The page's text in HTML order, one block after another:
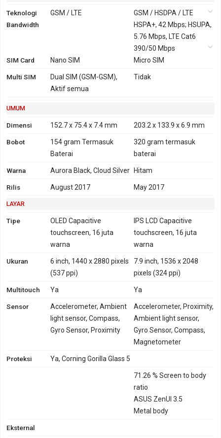
Teknologi GSM / LTE
GSM / HSDPA / LTE
2G
GSM 3G
HSDPA
850, 900,
4G
LTE band 2100, 1800, 850,
2600, 900, 800, 700, 2600,
1900, 2300, 2500
LTE 700. 800, 850, 1800,
Bandwidth
HSPA+, 42 Mbps; HSUPA,
5.76 Mbps, LTE Cat6
390/50 Mbps
SIM Card
Nano SIM Micro SIM
Multi SIM
Dual SIM (GSM-GSM),
Aktif semua
Tidak
UMUM
Dimensi 152.7 x 75.4 x 7.4 mm 203.2 x 133.9 x 6.9 mm
Bobot 154 gram Termasuk
Baterai
320 gram termasuk
baterai
Warna Aurora Black, Cloud Silver Hitam
Rilis August 2017 May 2017
LAYAR
Tipe
OLED Capacitive
touchscreen, 16 juta
warna
IPS LCD Capacitive
touchscreen, 16 juta
warna
Ukuran
6 inch, 1440 x 2880 pixels
(537 ppi)
7.9 inch, 1536 x 2048
pixels (324 ppi)
Multitouch Ya Ya
Sensor
Accelerometer, Ambient
light sensor, Compass,
Gyro Sensor, Proximity
Accelerometer, Proximity,
Ambient light sensor,
Gyro Sensor, Compass,
Magnetometer
Proteksi Ya, Corning Gorilla Glass 5
71.26 % Screen to body
ratio
ASUS ZenUI 3.5
Metal body
Eksternal